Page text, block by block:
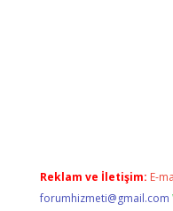
Reklam ve İletişim: E-
forumhizmeti@gmail.com